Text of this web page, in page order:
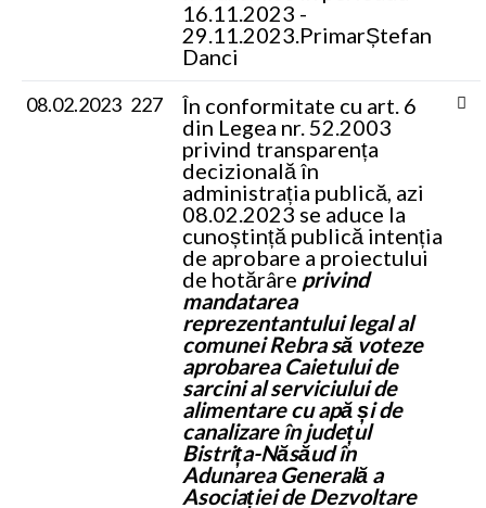
16.11.2023 -
29.11.2023.PrimarȘtefan
Danci
08.02.2023 227
În conformitate cu art. 6
din Legea nr. 52.2003
privind transparența
decizională în
administrația publică, azi
08.02.2023 se aduce la
cunoștință publică intenția
de aprobare a proiectului
de hotărâre privind
mandatarea
reprezentantului legal al
comunei Rebra să voteze
aprobarea Caietului de
sarcini al serviciului de
alimentare cu apă și de
canalizare în județul
Bistrița-Năsăud în
Adunarea Generală a
Asociației de Dezvoltare